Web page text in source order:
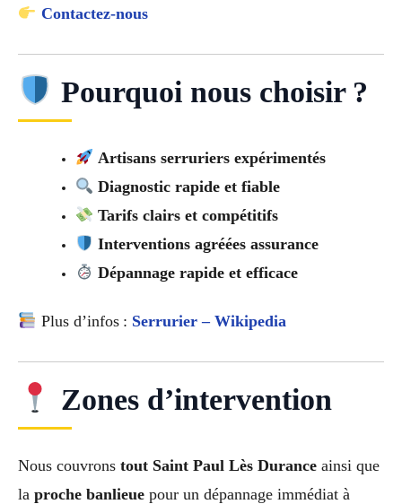
Contactez-nous
Pourquoi nous choisir ?
Artisans serruriers expérimentés
Diagnostic rapide et fiable
Tarifs clairs et compétitifs
Interventions agréées assurance
Dépannage rapide et efficace
Plus d’infos : Serrurier – Wikipedia
Zones d’intervention
Nous couvrons tout Saint Paul Lès Durance ainsi que
la proche banlieue pour un dépannage immédiat à